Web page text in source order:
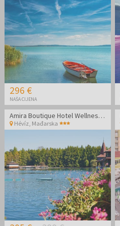
296 €
NAŠA CIJENA
Amira Boutique Hotel Wellness & Spa - Vikend odmor
Hévíz, Mađarska